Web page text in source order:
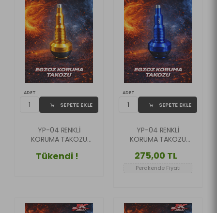
ADET
SEPETE EKLE
YP-04 RENKLİ
KORUMA TAKOZU
FİYATIDIR )
Tükendi !
ADET
SEPETE EKLE
YP-04 RENKLİ
KORUMA TAKOZU
FİYATIDIR )
275,00 TL
Perakende Fiyatı